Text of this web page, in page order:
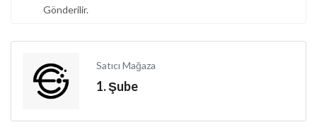
Gönderilir.
Satıcı Mağaza
1. Şube